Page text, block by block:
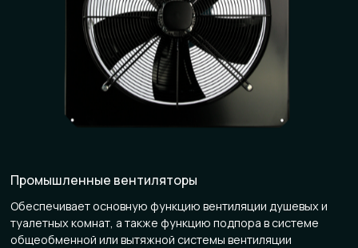
Промышленные вентиляторы
Обеспечивает основную функцию вентиляции душевых и
туалетных комнат, а также функцию подпора в системе
общеобменной или вытяжной системы вентиляции